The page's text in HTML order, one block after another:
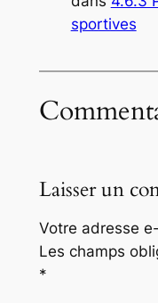
sportives
Laisser un
Votre adresse
Les champs
*